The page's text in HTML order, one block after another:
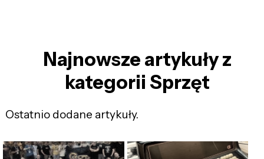
Najnowsze artykuły z
kategorii Sprzęt
Ostatnio dodane artykuły.